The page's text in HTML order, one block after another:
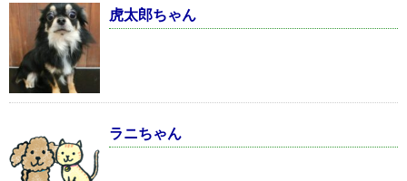
虎太郎ちゃん
ラニちゃん